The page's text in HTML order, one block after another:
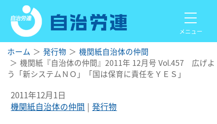
メニュー
ホーム 発行物
機関紙自治体の仲間
機関紙『自治体の仲間』2011年 12月号 Vol.457 広げよ
う「新システムＮＯ」「国は保育に責任をＹＥＳ」
2011年12月1日
機関紙自治体の仲間
発行物